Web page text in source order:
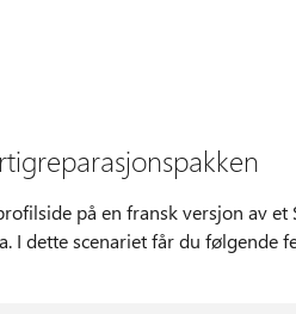
på en fransk versjon av et
I dette scenariet får du følgende